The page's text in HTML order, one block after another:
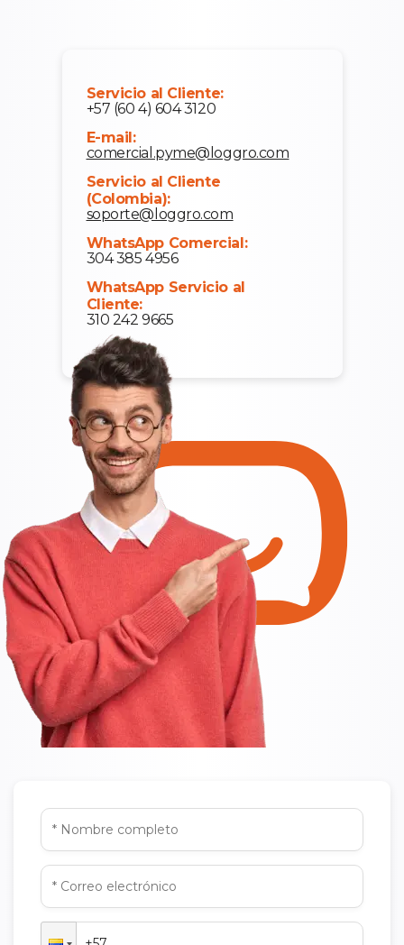
Servicio al Cliente:
+57 (60 4) 604 3120
E-mail:
comercial.pyme@loggro.com
Servicio al Cliente
(Colombia):
soporte@loggro.com
WhatsApp Comercial:
304 385 4956
WhatsApp Servicio al
Cliente:
310 242 9665